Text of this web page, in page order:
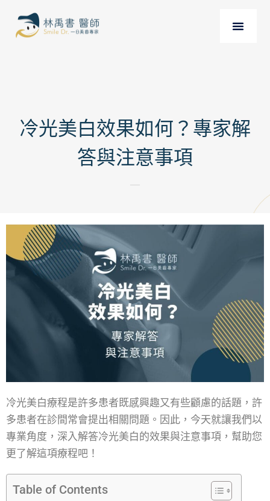
冷光美白效果如何？專家解
答與注意事項
冷光美白療程是許多患者既感興趣又有些顧慮的話題，許
多患者在診間常會提出相關問題。因此，今天就讓我們以
專業角度，深入解答冷光美白的效果與注意事項，幫助您
更了解這項療程吧！
Table of Contents